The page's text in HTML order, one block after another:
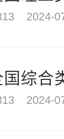
2024-
综合
2024-